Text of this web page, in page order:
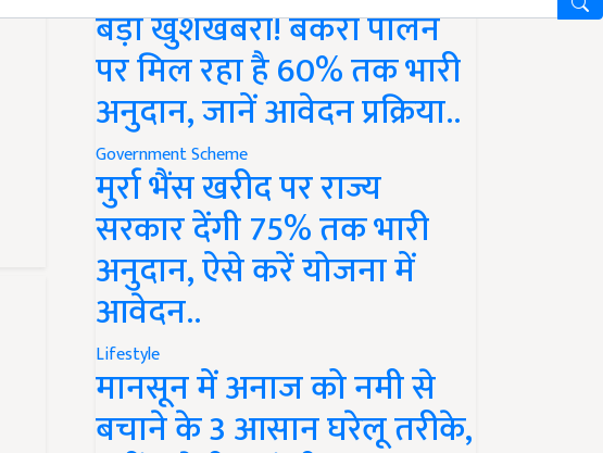
बड़ी खुशखबरी! बकरी पालन
पर मिल रहा है 60% तक भारी
अनुदान, जानें आवेदन प्रक्रिया..
Government Scheme
मुर्रा भैंस खरीद पर राज्य
सरकार देंगी 75% तक भारी
अनुदान, ऐसे करें योजना में
आवेदन..
Lifestyle
मानसून में अनाज को नमी से
बचाने के 3 आसान घरेलू तरीके,